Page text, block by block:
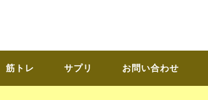
筋トレ サプリ お問い合わせ